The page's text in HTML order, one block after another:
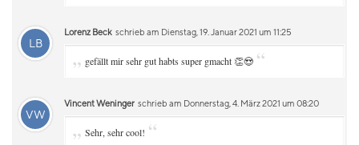
LB
Lorenz Beck schrieb am Dienstag, 19. Januar 2021 um 11:25
„ gefällt mir sehr gut habts super gmacht 👏😍 “
VW
Vincent Weninger schrieb am Donnerstag, 4. März 2021 um 08:20
„ Sehr, sehr cool! “